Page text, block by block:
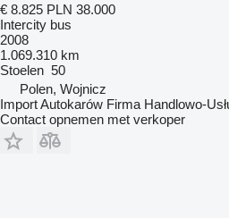
€ 8.825 PLN 38.000
Intercity bus
2008
1.069.310 km
Stoelen 50
Polen, Wojnicz
Import Autokarów Firma Handlowo-
Contact opnemen met verkoper